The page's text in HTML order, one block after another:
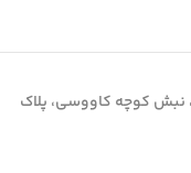
نبش کوچه کاووسی، پلاک